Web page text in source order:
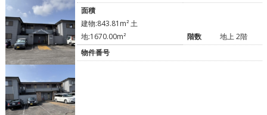
面積
建物:843.81m² 土
地:1670.00m²
階数
地上 2階
物件番号